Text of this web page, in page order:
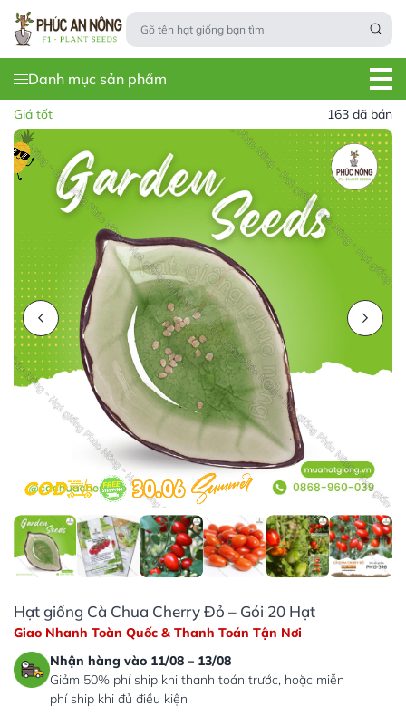
Danh mục sản phẩm
Giá tốt 163 đã bán
Hạt giống Cà Chua Cherry Đỏ – Gói 20 Hạt
Giao Nhanh Toàn Quốc & Thanh Toán Tận Nơi
Nhận hàng vào 11/08 – 13/08
Giảm 50% phí ship khi thanh toán trước, hoặc miễn
phí ship khi đủ điều kiện